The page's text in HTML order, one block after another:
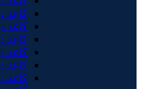
کاغذ
کاغذ
کاغذ
کاغذ
کاغذ
کاغذ